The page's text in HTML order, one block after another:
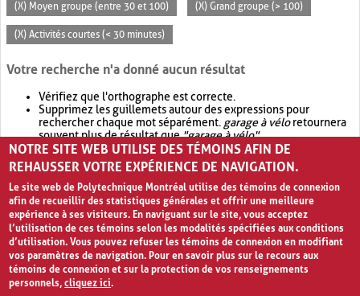
(X) Moyen groupe (entre 30 et 100) (X) Grand groupe (> 100)
(X) Activités courtes (< 30 minutes)
Votre recherche n'a donné aucun résultat
Vérifiez que l'orthographe est correcte.
Supprimez les guillemets autour des expressions pour
rechercher chaque mot séparément. garage à véloretournera
souvent plus de résultat que"garage à vélo".
Envisagez d'élargir votre recherche avec OR.garage OR vélo
retournera souvent plus de résultat quegarage à vélo
NOTRE SITE WEB UTILISE DES TÉMOINS AFIN DE
REHAUSSER VOTRE EXPÉRIENCE DE NAVIGATION.
Le site web de Polytechnique Montréal utilise des témoins de connexion
afin de recueillir des statistiques générales et offrir une meilleure
expérience à ses visiteurs. En naviguant sur le site, vous acceptez
l’utilisation de ces témoins selon les modalités spécifiées aux conditions
d’utilisation. Vous pouvez refuser les témoins de connexion en modifiant
vos paramètres de navigation. Pour en savoir plus sur le recours aux
témoins de connexion et sur la protection de vos renseignements
personnels,cliquez ici.